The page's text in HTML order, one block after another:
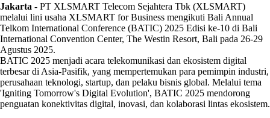
Jakarta - PT XLSMART Telecom Sejahtera Tbk (XLSMART)
melalui lini usaha XLSMART for Business mengikuti Bali Annual
Telkom International Conference (BATIC) 2025 Edisi ke-10 di Bali
International Convention Center, The Westin Resort, Bali pada 26-29
Agustus 2025.
BATIC 2025 menjadi acara telekomunikasi dan ekosistem digital
terbesar di Asia-Pasifik, yang mempertemukan para pemimpin industri,
perusahaan teknologi, startup, dan pelaku bisnis global. Melalui tema
'Igniting Tomorrow's Digital Evolution', BATIC 2025 mendorong
penguatan konektivitas digital, inovasi, dan kolaborasi lintas ekosistem.